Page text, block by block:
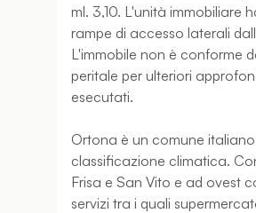
ml. 3,10. L'unità immobiliare
rampe di accesso laterali
L'immobile non è conforme
peritale per ulteriori
esecutati.
Ortona è un comune
classificazione climatica.
Frisa e San Vito e ad ovest
servizi tra i quali